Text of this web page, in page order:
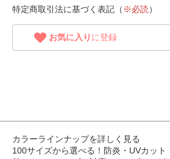
特定商取引法に基づく表記（ ※必読）
お気に入り に登録
カラーラインナップを詳しく見る
100サイズから選べる！防炎・UVカット